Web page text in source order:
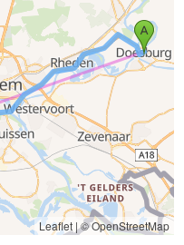
Leaflet|© OpenStreetMap